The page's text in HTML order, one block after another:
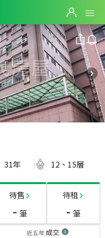
31年 12、15層
待售
- 筆
待租
- 筆
近五年成交